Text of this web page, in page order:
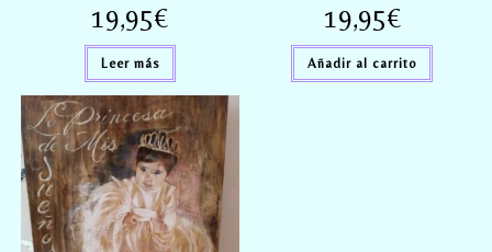
19,95€
Leer más
19,95€
Añadir al carrito